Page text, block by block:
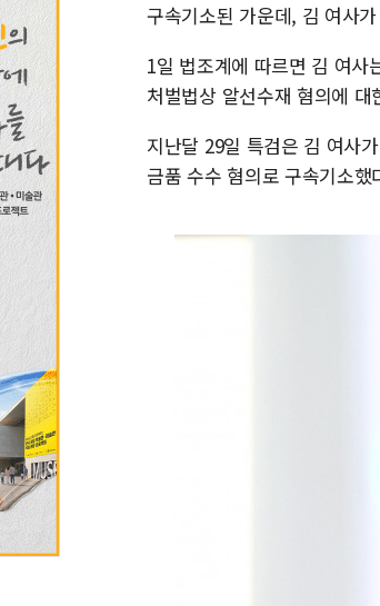
구속기소된 가운데, 김 여사
1일 법조계에 따르면 김 여사
처벌법상 알선수재 혐의에
지난달 29일 특검은 김 여사
금품 수수 혐의로 구속기소했